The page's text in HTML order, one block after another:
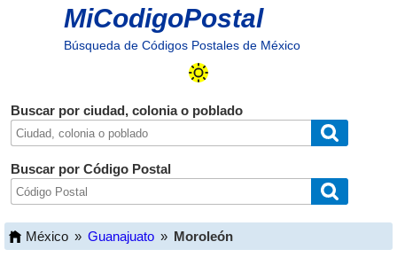
MiCodigoPostal
Búsqueda de Códigos Postales de México
Buscar por ciudad, colonia o poblado
Buscar por Código Postal
México » Guanajuato » Moroleón